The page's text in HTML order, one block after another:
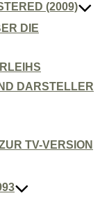
(2009)
DIE
DARSTELLER
TV-VERSION